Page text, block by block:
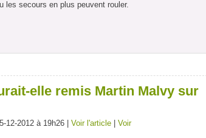
les secours en plus peuvent rouler.
elle remis Martin Malvy sur
12-2012 à 19h26 | Voir l'article
Voir